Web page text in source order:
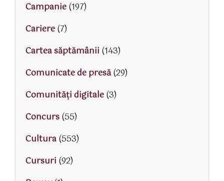
Campanie(197)
Cariere(7)
Cartea săptămânii (143)
Comunicate de presă(29)
Comunități digitale(3)
Concurs(55)
Cultura(553)
Cursuri (92)